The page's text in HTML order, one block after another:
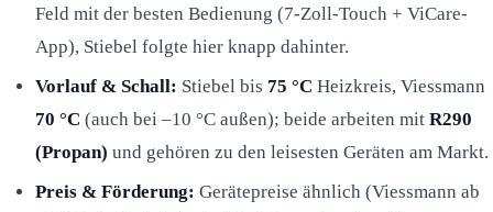
Feld mit der besten Bedienung (7-Zoll-Touch + ViCare-
App), Stiebel folgte hier knapp dahinter.
Vorlauf & Schall: Stiebel bis 75 °C Heizkreis, Viessmann
70 °C (auch bei –10 °C außen); beide arbeiten mit R290
(Propan) und gehören zu den leisesten Geräten am Markt.
Preis & Förderung: Gerätepreise ähnlich (Viessmann ab